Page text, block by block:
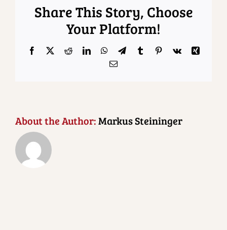
Share This Story, Choose
Your Platform!
Facebook
X RedditLinkedInWhatsApp
TelegramTumblrPinterest
Vk
Xing
Email
About the Author:Markus Steininger